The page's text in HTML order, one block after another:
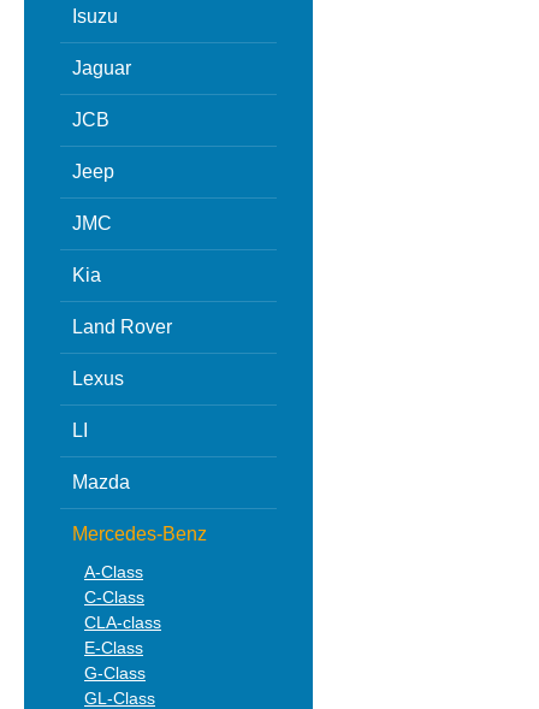
Isuzu
Jaguar
JCB
Jeep
JMC
Kia
Land Rover
Lexus
LI
Mazda
Mercedes-Benz
A-Class
C-Class
CLA-class
E-Class
G-Class
GL-Class